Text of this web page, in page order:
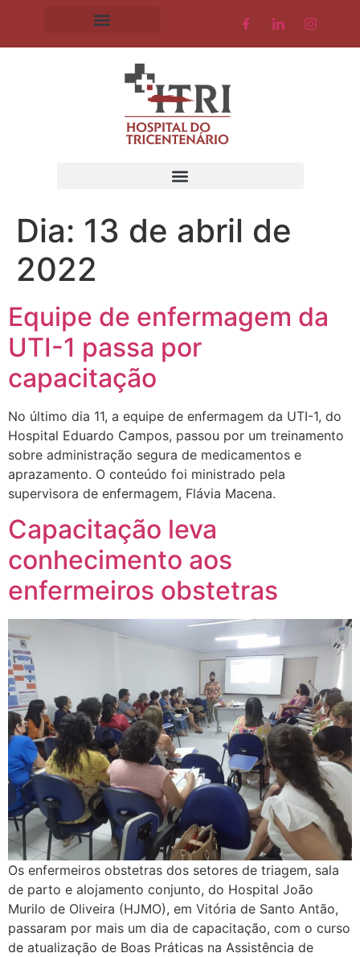
Dia: 13 de abril de
2022
Equipe de enfermagem da
UTI-1 passa por
capacitação
No último dia 11, a equipe de enfermagem da UTI-1, do
Hospital Eduardo Campos, passou por um treinamento
sobre administração segura de medicamentos e
aprazamento. O conteúdo foi ministrado pela
supervisora de enfermagem, Flávia Macena.
Capacitação leva
conhecimento aos
enfermeiros obstetras
Os enfermeiros obstetras dos setores de triagem, sala
de parto e alojamento conjunto, do Hospital João
Murilo de Oliveira (HJMO), em Vitória de Santo Antão,
passaram por mais um dia de capacitação, com o curso
de atualização de Boas Práticas na Assistência de